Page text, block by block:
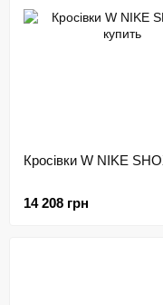
Кросівки W NIKE
14 208 грн